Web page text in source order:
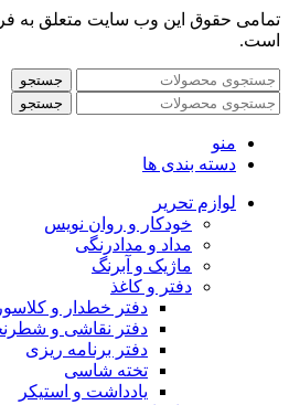
تمامی حقوق این وب سایت متعلق به
است.
جستجو
جستجو
منو
دسته بندی ها
لوازم تحریر
خودکار و روان نویس
مداد و مدادرنگی
ماژیک و آبرنگ
دفتر و کاغذ
دفتر خطدار و کلاسور
دفتر نقاشی و
دفتر برنامه ریزی
تخته شاسی
یادداشت و استیکر